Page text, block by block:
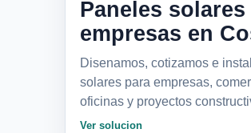
Paneles solares
empresas en
Disenamos, cotizamos e
solares para empresas,
oficinas y proyectos
Ver solucion